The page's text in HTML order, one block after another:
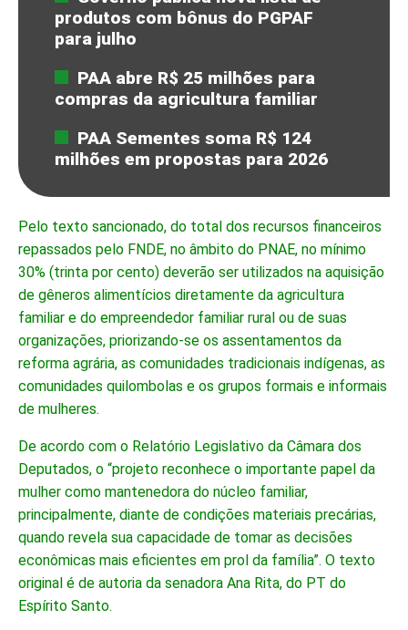
produtos com bônus do PGPAF
para julho
PAA abre R$ 25 milhões para
compras da agricultura familiar
PAA Sementes soma R$ 124
milhões em propostas para 2026
Pelo texto sancionado, do total dos recursos financeiros
repassados pelo FNDE, no âmbito do PNAE, no mínimo
30% (trinta por cento) deverão ser utilizados na aquisição
de gêneros alimentícios diretamente da agricultura
familiar e do empreendedor familiar rural ou de suas
organizações, priorizando-se os assentamentos da
reforma agrária, as comunidades tradicionais indígenas, as
comunidades quilombolas e os grupos formais e informais
de mulheres.
De acordo com o Relatório Legislativo da Câmara dos
Deputados, o “projeto reconhece o importante papel da
mulher como mantenedora do núcleo familiar,
principalmente, diante de condições materiais precárias,
quando revela sua capacidade de tomar as decisões
econômicas mais eficientes em prol da família”. O texto
original é de autoria da senadora Ana Rita, do PT do
Espírito Santo.